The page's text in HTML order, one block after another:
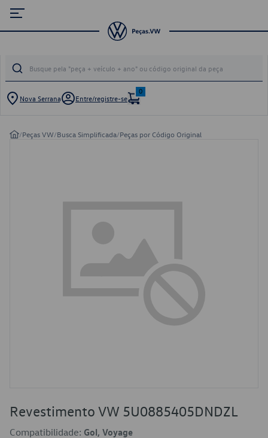
Nova Serrana Entre/registre-se
0
/Peças VW/Busca Simplificada/Peças por Código Original
Revestimento VW 5U0885405DNDZL
Compatibilidade: Gol, Voyage